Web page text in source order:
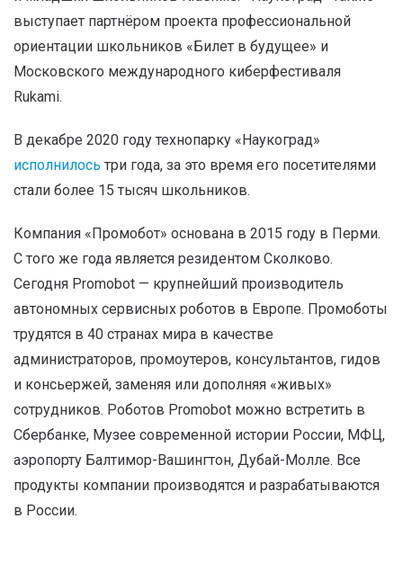
выступает партнёром проекта профессиональной
ориентации школьников «Билет в будущее» и
Московского международного киберфестиваля
Rukami.
В декабре 2020 году технопарку «Наукоград»
исполнилось три года, за это время его посетителями
стали более 15 тысяч школьников.
Компания «Промобот» основана в 2015 году в Перми.
С того же года является резидентом Сколково.
Сегодня Promobot — крупнейший производитель
автономных сервисных роботов в Европе. Промоботы
трудятся в 40 странах мира в качестве
администраторов, промоутеров, консультантов, гидов
и консьержей, заменяя или дополняя «живых»
сотрудников. Роботов Promobot можно встретить в
Сбербанке, Музее современной истории России, МФЦ,
аэропорту Балтимор-Вашингтон, Дубай-Молле. Все
продукты компании производятся и разрабатываются
в России.